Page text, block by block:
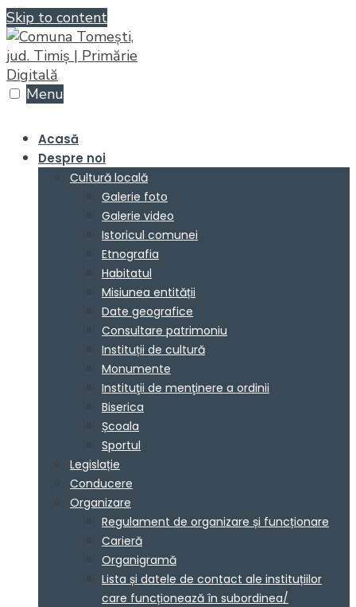
Skip to content
Menu
Acasă
Despre noi
Cultură locală
Galerie foto
Galerie video
Istoricul comunei
Etnografia
Habitatul
Misiunea entității
Date geografice
Consultare patrimoniu
Instituții de cultură
Monumente
Instituţii de menţinere a ordinii
Biserica
Școala
Sportul
Legislație
Conducere
Organizare
Regulament de organizare și funcționare
Carieră
Organigramă
Lista și datele de contact ale instituțiilor
care funcționează în subordinea/